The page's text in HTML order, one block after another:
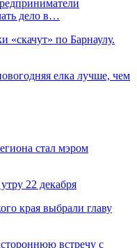
дело в…
по Барнаулу.
елка лучше, чем
стал мэром
22 декабря
края выбрали главу
встречу с